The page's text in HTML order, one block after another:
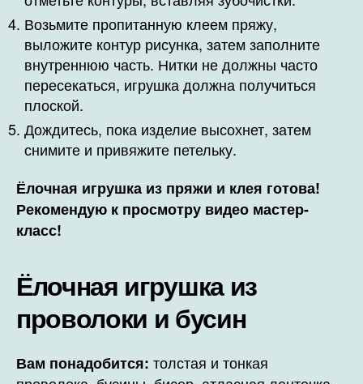
Возьмите пропитанную клеем пряжу,
выложите контур рисунка, затем заполните
внутреннюю часть. Нитки не должны часто
пересекаться, игрушка должна получиться
плоской.
Дождитесь, пока изделие высохнет, затем
снимите и привяжите петельку.
Ёлочная игрушка из пряжи и клея готова!
Рекомендую к просмотру видео мастер-
класс!
Ёлочная игрушка из
проволоки и бусин
Вам понадобится: толстая и тонкая